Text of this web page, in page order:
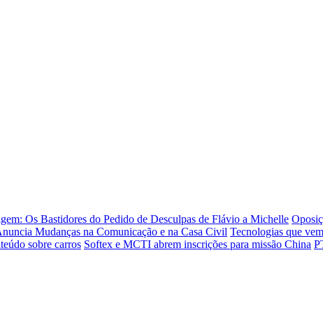
Os Bastidores do Pedido de Desculpas de Flávio a Michelle
Mudanças na Comunicação e na Casa Civil Tecnologias que
sobre carros Softex e MCTI abrem inscrições para missão China